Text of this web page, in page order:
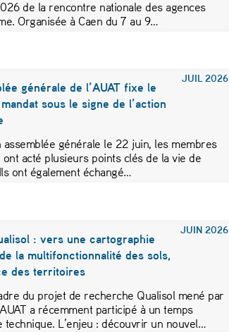
de la rencontre nationale des agences
Organisée à Caen du 7 au 9…
JUIL 2026
générale de l’AUAT fixe le
sous le signe de l’action
assemblée générale le 22 juin, les membres
ont acté plusieurs points clés de la vie de
ont également échangé…
JUIN 2026
: vers une cartographie
la multifonctionnalité des sols,
des territoires
du projet de recherche Qualisol mené par
a récemment participé à un temps
technique. L’enjeu : découvrir un nouvel…